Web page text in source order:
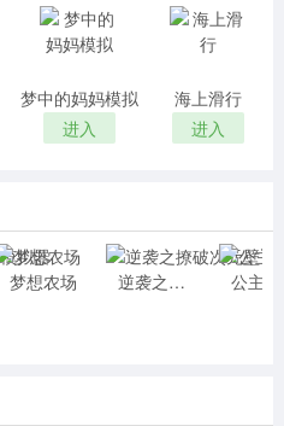
梦中的妈妈模拟
进入
海上滑行
进入
梦想农场 逆袭之撩破次元壁